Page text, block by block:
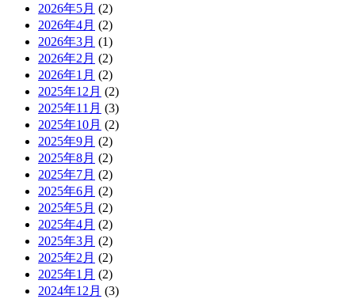
2026年5月 (2)
2026年4月 (2)
2026年3月 (1)
2026年2月 (2)
2026年1月 (2)
2025年12月 (2)
2025年11月 (3)
2025年10月 (2)
2025年9月 (2)
2025年8月 (2)
2025年7月 (2)
2025年6月 (2)
2025年5月 (2)
2025年4月 (2)
2025年3月 (2)
2025年2月 (2)
2025年1月 (2)
2024年12月 (3)